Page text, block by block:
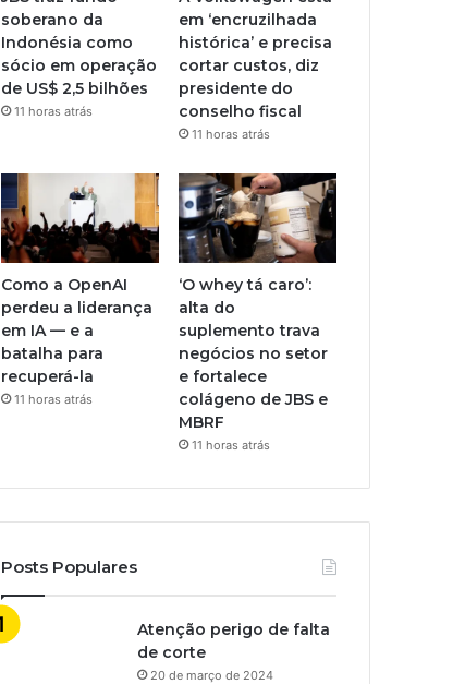
soberano da
Indonésia como
sócio em operação
de US$ 2,5 bilhões
11 horas atrás
em ‘encruzilhada
histórica’ e precisa
cortar custos, diz
presidente do
conselho fiscal
11 horas atrás
Como a OpenAI
perdeu a liderança
em IA — e a
batalha para
recuperá-la
11 horas atrás
‘O whey tá caro’:
alta do
suplemento trava
negócios no setor
e fortalece
colágeno de JBS e
MBRF
11 horas atrás
Posts Populares
Atenção perigo de falta
de corte
20 de março de 2024